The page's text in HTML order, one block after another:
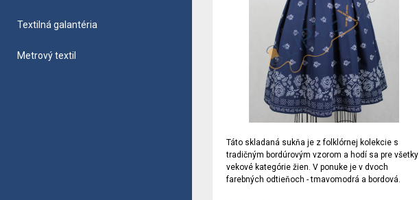
Textilná galantéria
Metrový textil
Táto skladaná sukňa je z folklórnej kolekcie s
tradičným bordúrovým vzorom a hodí sa pre všetky
vekové kategórie žien. V ponuke je v dvoch
farebných odtieňoch - tmavomodrá a bordová.